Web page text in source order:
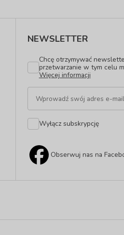
NEWSLETTER
Chcę otrzymywać
przetwarzanie w tym celu
Więcej informacji
Wyłącz subskrypcję
Obserwuj nas na